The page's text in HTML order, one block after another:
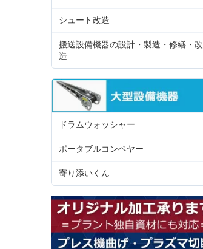
シュート改造
搬送設備機器の設計・製造・修繕・改
造
ドラムウォッシャー
ポータブルコンベヤー
寄り添いくん